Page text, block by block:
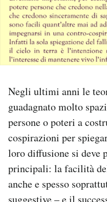
PODCAST
NEWSLETTER
I MIEI PREFERITI
SHOP
CALENDARIO
AREA PERSONALE
Negli ultimi anni le
guadagnato molto
persone o poteri a
cospirazioni per
loro diffusione si deve
principali: la facilità
anche e spesso
suggestive – e il